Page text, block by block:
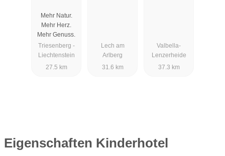
Liechtenstei
n
Mehr Natur.
Mehr Herz.
Mehr Genuss.
Triesenberg -
Liechtenstein
27.5 km
Lech am
Arlberg
31.6 km
Valbella-
Lenzerheide
37.3 km
Eigenschaften Kinderhotel